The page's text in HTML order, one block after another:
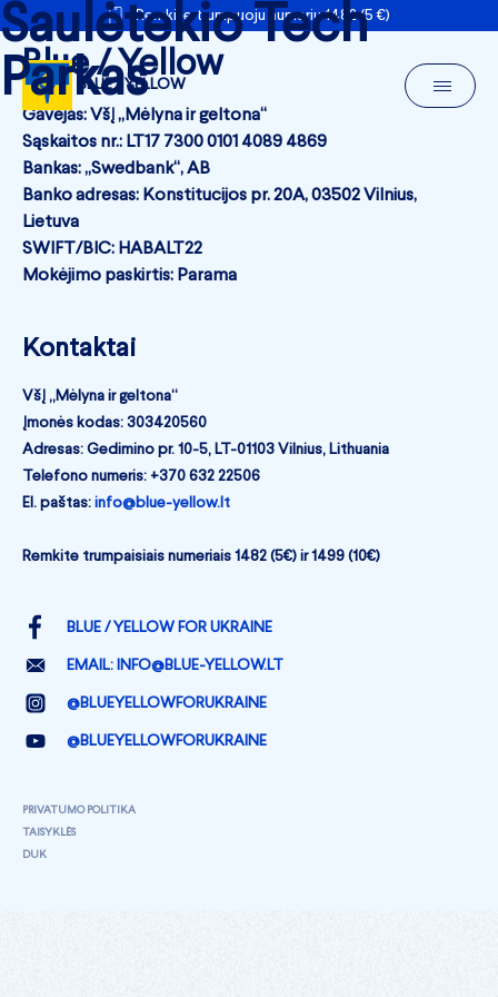
Remkite trumpuoju numeriu 1482 (5 €)
BLUE / YELLOW
Saulėtekio Tech
Parkas
Blue / Yellow
Gavėjas: VšĮ „Mėlyna ir geltona“
Sąskaitos nr.: LT17 7300 0101 4089 4869
Bankas: „Swedbank“, AB
Banko adresas: Konstitucijos pr. 20A, 03502 Vilnius,
Lietuva
SWIFT/BIC: HABALT22
Mokėjimo paskirtis: Parama
Kontaktai
VšĮ „Mėlyna ir geltona“
Įmonės kodas: 303420560
Adresas: Gedimino pr. 10-5, LT-01103 Vilnius, Lithuania
Telefono numeris: +370 632 22506
El. paštas: info@blue-yellow.lt
Remkite trumpaisiais numeriais 1482 (5€) ir 1499 (10€)
BLUE / YELLOW FOR UKRAINE
EMAIL: INFO@BLUE-YELLOW.LT
@BLUEYELLOWFORUKRAINE
@BLUEYELLOWFORUKRAINE
PRIVATUMO POLITIKA
TAISYKLĖS
DUK